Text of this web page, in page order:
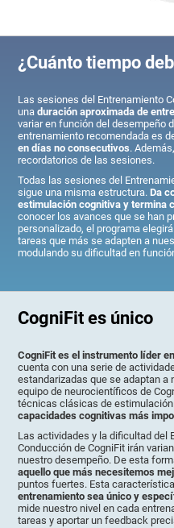
¿Cuánto tiempo
Las sesiones del Entrenamiento
unaduración aproximada de
variar en función del desempeño
entrenamiento recomendada es
en días no consecutivos.
recordatorios de las sesiones.
Todas las sesiones del
sigue una misma estructura.Da
estimulación cognitiva y termina
conocer los avances que se han
personalizado, el programa
tareas que más se adapten a
modulando su dificultad en
CogniFit es único
CogniFit es el instrumento líder
cuenta con una serie de
estandarizadas que se adaptan a
equipo de neurocientíficos de
técnicas clásicas de
capacidades cognitivas más
Las actividades y la dificultad del
Conducción de CogniFit irán
nuestro desempeño. De esta
aquello que más necesitemos
puntos fuertes. Esta
entrenamiento sea único y
mide nuestro nivel en cada
tareas y aportar un feedback